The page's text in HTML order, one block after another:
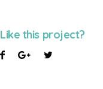
Like this project?